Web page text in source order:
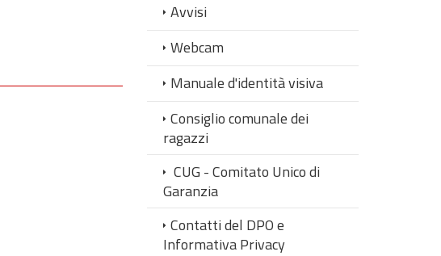
Avvisi
Webcam
Manuale d'identità visiva
Consiglio comunale dei
ragazzi
CUG - Comitato Unico di
Garanzia
Contatti del DPO e
Informativa Privacy